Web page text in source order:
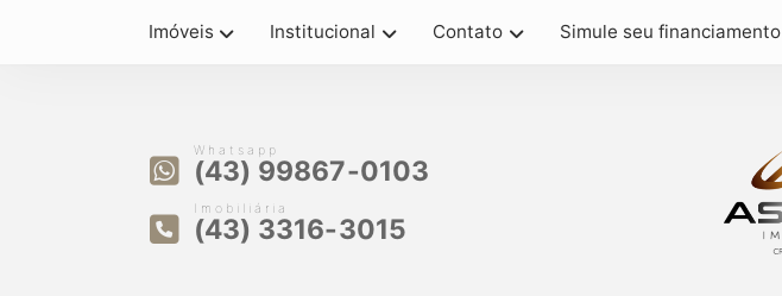
Imóveis Institucional Contato Simule seu financiamento
Whatsapp
(43) 99867-0103
Imobiliária
(43) 3316-3015